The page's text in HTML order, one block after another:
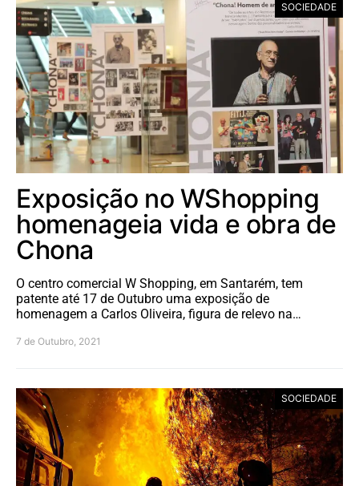
SOCIEDADE
Exposição no WShopping
homenageia vida e obra de
Chona
O centro comercial W Shopping, em Santarém, tem
patente até 17 de Outubro uma exposição de
homenagem a Carlos Oliveira, figura de relevo na…
7 de Outubro, 2021
SOCIEDADE